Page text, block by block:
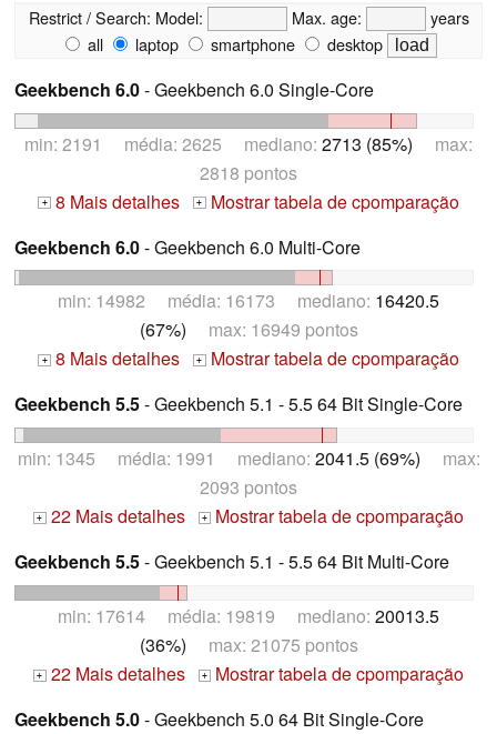
Restrict / Search: Model: Max. age:
years
all
laptop smartphone desktop
Geekbench 6.0- Geekbench 6.0 Single-Core
min: 2191 média: 2625 mediano: 2713 (85%) max:
2818 pontos
+ 8 Mais detalhes + Mostrar tabela de cpomparação
Geekbench 6.0- Geekbench 6.0 Multi-Core
min: 14982 média: 16173 mediano: 16420.5
(67%) max: 16949 pontos
+ 8 Mais detalhes + Mostrar tabela de cpomparação
Geekbench 5.5- Geekbench 5.1 - 5.5 64 Bit Single-Core
min: 1345 média: 1991 mediano: 2041.5 (69%) max:
2093 pontos
+ 22 Mais detalhes +
Mostrar tabela de cpomparação
Geekbench 5.5- Geekbench 5.1 - 5.5 64 Bit Multi-Core
min: 17614 média: 19819 mediano: 20013.5
(36%) max: 21075 pontos
+ 22 Mais detalhes +
Mostrar tabela de cpomparação
Geekbench 5.0- Geekbench 5.0 64 Bit Single-Core